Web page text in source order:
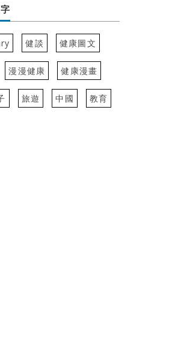
健談 健康圖文
漫漫健康 健康漫畫
旅遊 中國 教育